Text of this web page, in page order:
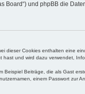
Board“) und phpBB die
dieser Cookies enthalten eine
und wird dazu verwendet,
Beiträge, die als Gast
einem Passwort zur